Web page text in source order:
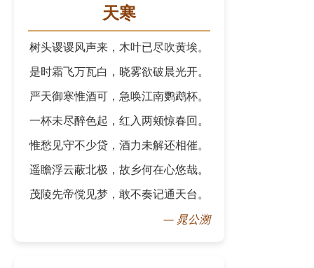
天寒
树头谡谡风声来，木叶已尽吹黄埃。
是时霜飞万瓦白，晓雾欲破晨光开。
严天御寒惟酒可，急唤江南鹦鹉杯。
一杯未尽醉色起，红入两颊惊春回。
惟愁见守不少贷，酒力未解还相催。
遥瞻浮云蔽北极，故乡何在心悠哉。
茂陵先帝傥见梦，敢不奏记通天台。
— 晁公溯